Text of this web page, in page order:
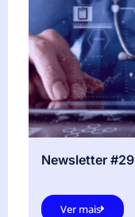
Newsletter #29
Ver mais